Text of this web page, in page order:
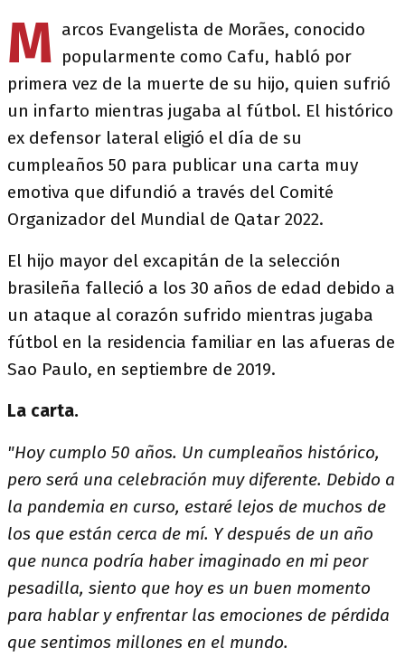
M arcos Evangelista de Morães, conocido
popularmente como Cafu, habló por
primera vez de la muerte de su hijo, quien sufrió
un infarto mientras jugaba al fútbol. El histórico
ex defensor lateral eligió el día de su
cumpleaños 50 para publicar una carta muy
emotiva que difundió a través del Comité
Organizador del Mundial de Qatar 2022.
El hijo mayor del excapitán de la selección
brasileña falleció a los 30 años de edad debido a
un ataque al corazón sufrido mientras jugaba
fútbol en la residencia familiar en las afueras de
Sao Paulo, en septiembre de 2019.
La carta.
"Hoy cumplo 50 años. Un cumpleaños histórico,
pero será una celebración muy diferente. Debido a
la pandemia en curso, estaré lejos de muchos de
los que están cerca de mí. Y después de un año
que nunca podría haber imaginado en mi peor
pesadilla, siento que hoy es un buen momento
para hablar y enfrentar las emociones de pérdida
que sentimos millones en el mundo.